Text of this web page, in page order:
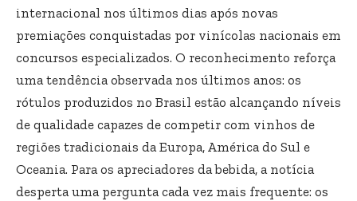
internacional nos últimos dias após novas
premiações conquistadas por vinícolas nacionais em
concursos especializados. O reconhecimento reforça
uma tendência observada nos últimos anos: os
rótulos produzidos no Brasil estão alcançando níveis
de qualidade capazes de competir com vinhos de
regiões tradicionais da Europa, América do Sul e
Oceania. Para os apreciadores da bebida, a notícia
desperta uma pergunta cada vez mais frequente: os